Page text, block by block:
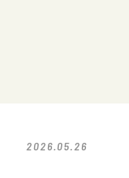
2026.05.26